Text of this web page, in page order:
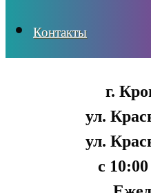
Контакты
г.
ул.
ул.
с